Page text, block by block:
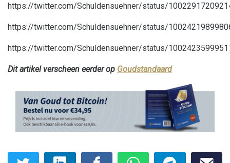
https://twitter.com/Schuldensuehner/status/
https://twitter.com/Schuldensuehner/status/
https://twitter.com/Schuldensuehner/status/
Dit artikel verscheen eerder op Goudstandaard